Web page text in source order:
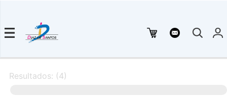
Resultados: (4)